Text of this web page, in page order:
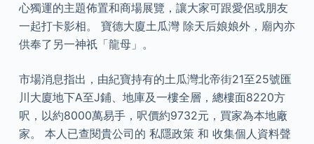
心獨運的主題佈置和商場展覽，讓大家可跟愛侶或朋友
一起打卡影相。 寶德大廈土瓜灣 除天后娘娘外，廟內亦
供奉了另一神祇「龍母」。
市場消息指出，由紀寶持有的土瓜灣北帝街21至25號匯
川大廈地下A至J鋪、地庫及一樓全層，總樓面8220方
呎，以約8000萬易手，呎價約9732元，買家為本地廠
家。 本人已查閱貴公司的 私隱政策 和 收集個人資料聲